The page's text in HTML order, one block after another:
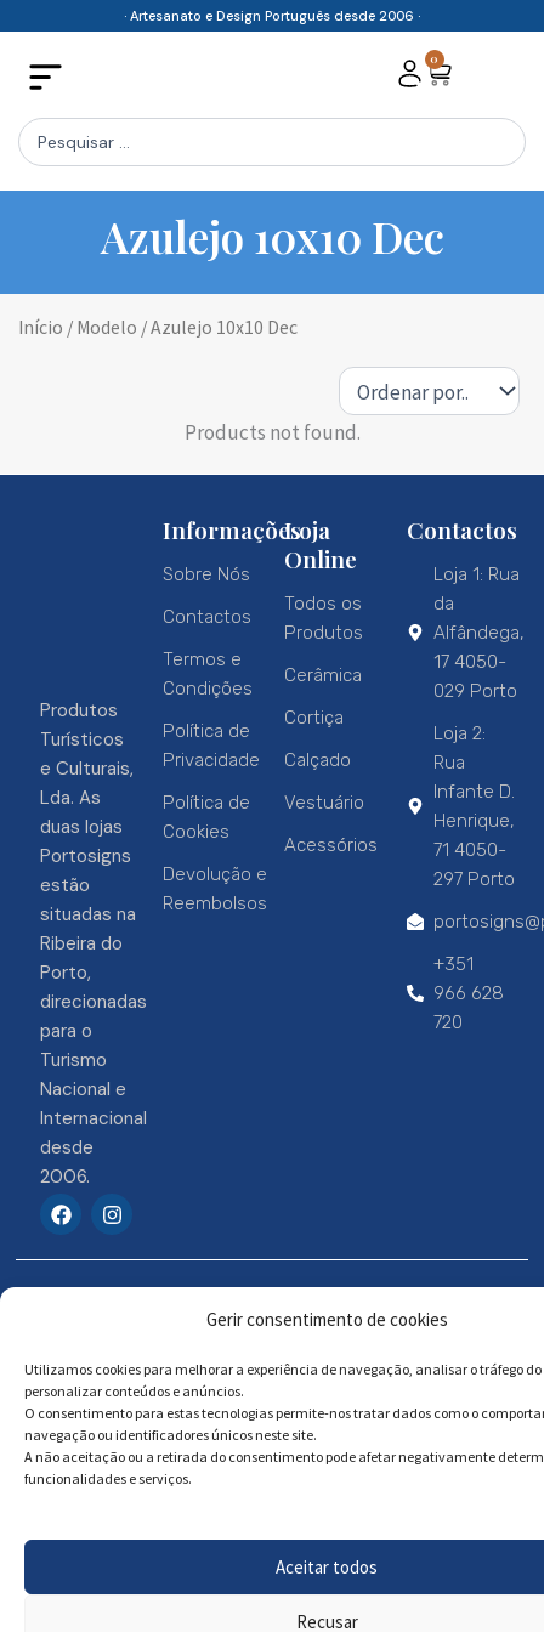
Gerir consentimento de cookies
Utilizamos cookies para melhorar a experiência de navegação, analisar o tráfego do
personalizar conteúdos e anúncios.
O consentimento para estas tecnologias permite-nos tratar dados como o
navegação ou identificadores únicos neste site.
A não aceitação ou a retirada do consentimento pode afetar negativamente
funcionalidades e serviços.
Aceitar todos
Recusar
content
· Artesanato e Design Português desde 2006 ·
0
Cart
Search
...
Azulejo 10x10 Dec
Início / Modelo / Azulejo 10x10 Dec
Products not found.
Produtos
Turísticos
e Culturais,
Lda. As
duas lojas
Portosigns
estão
situadas na
Ribeira do
Porto,
direcionadas
para o
Turismo
Nacional e
Internacional
desde
2006.
F
a
e
b
I
n
t
a
m
Informações
Sobre Nós
Contactos
Termos e
Condições
Política de
Privacidade
Política de
Cookies
Devolução e
Reembolsos
Loja
Online
Todos os
Produtos
Cerâmica
Cortiça
Calçado
Vestuário
Acessórios
Contactos
Loja 1: Rua
da
Alfândega,
17 4050-
029 Porto
Loja 2:
Rua
Infante D.
Henrique,
71 4050-
297 Porto
+351
966 628
720
Powered byMegastock Informática